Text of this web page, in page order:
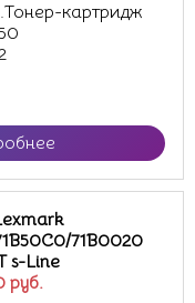
картридж
руб.
71B0020
s-Line